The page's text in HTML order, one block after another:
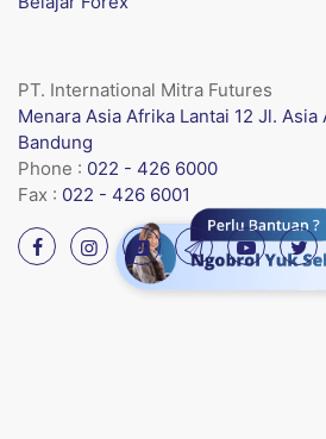
PT. International Mitra Futures
Menara Asia Afrika Lantai 12 Jl. Asia
Bandung
Phone : 022 - 426 6000
Fax : 022 - 426 6001